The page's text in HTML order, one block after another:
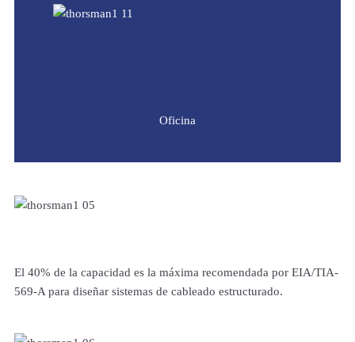
Oficina
El 40% de la capacidad es la máxima recomendada por EIA/TIA-
569-A para diseñar sistemas de cableado estructurado.